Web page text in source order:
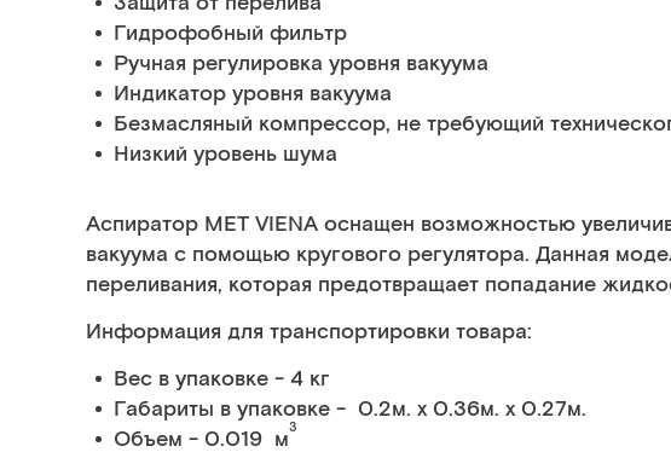
Гидрофобный фильтр
Ручная регулировка уровня вакуума
Индикатор уровня вакуума
Безмасляный компрессор, не требующий
Низкий уровень шума
Аспиратор MET VIENA оснащен возможностью
вакуума с помощью кругового регулятора. Данная
переливания, которая предотвращает попадание
Информация для транспортировки товара:
Вес в упаковке - 4 кг
Габариты в упаковке - 0.2м. x 0.36м. x 0.27м.
Объем - 0.019 м3